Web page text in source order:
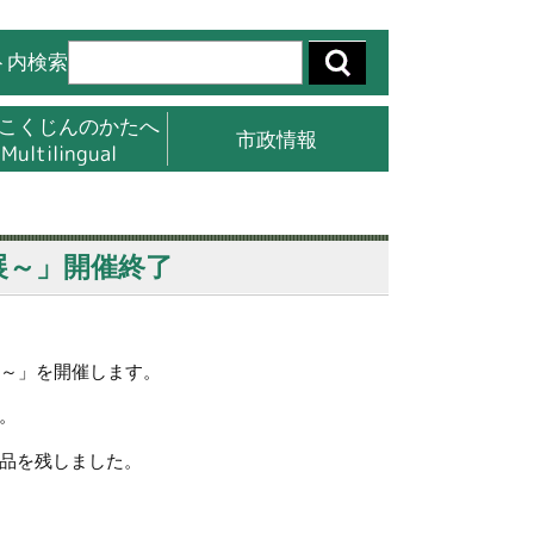
くじんのかたへ
Multilingual
市政情報
内検索
」開催終了
」を開催します。
を残しました。